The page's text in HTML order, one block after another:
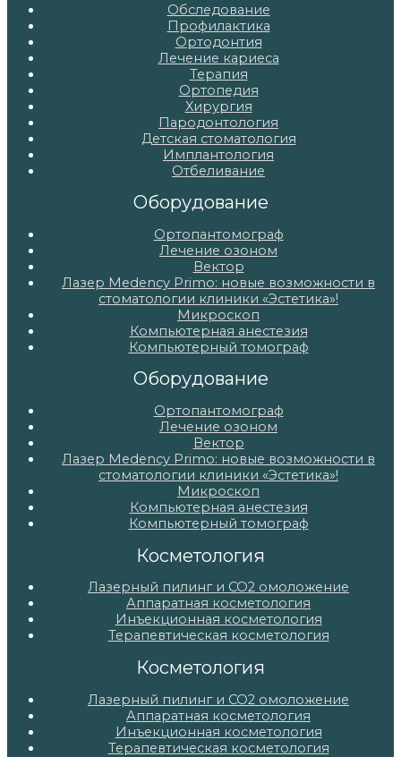
Обследование
Профилактика
Ортодонтия
Лечение кариеса
Терапия
Ортопедия
Хирургия
Пародонтология
Детская стоматология
Имплантология
Отбеливание
Оборудование
Ортопантомограф
Лечение озоном
Вектор
Лазер Medency Primo: новые возможности в
стоматологии клиники «Эстетика»!
Микроскоп
Компьютерная анестезия
Компьютерный томограф
Оборудование
Ортопантомограф
Лечение озоном
Вектор
Лазер Medency Primo: новые возможности в
стоматологии клиники «Эстетика»!
Микроскоп
Компьютерная анестезия
Компьютерный томограф
Косметология
Лазерный пилинг и СО2 омоложение
Аппаратная косметология
Инъекционная косметология
Терапевтическая косметология
Косметология
Лазерный пилинг и СО2 омоложение
Аппаратная косметология
Инъекционная косметология
Терапевтическая косметология